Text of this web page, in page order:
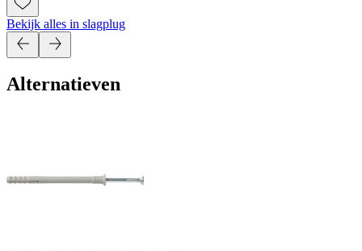
Bekijk alles in slagplug
Alternatieven